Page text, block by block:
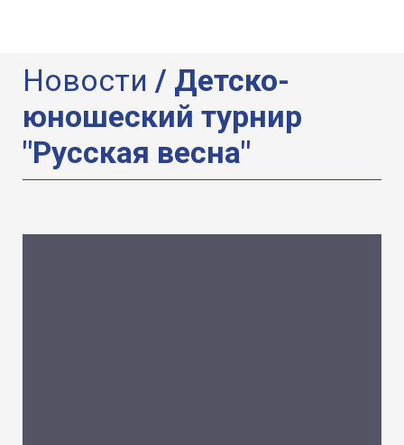
Новости / Детско-
юношеский турнир
"Русская весна"